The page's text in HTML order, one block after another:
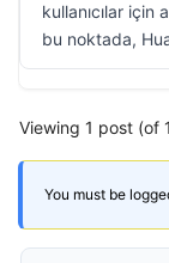
kullanıcılar için
bu noktada,
Viewing 1 post (of
You must be